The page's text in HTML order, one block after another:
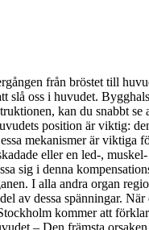
från bröstet till
oss i huvudet.
kan du snabbt
position är viktig:
mekanismer är viktiga
eller en led-,
sig i denna
I alla andra organ
av dessa spänningar.
kommer att